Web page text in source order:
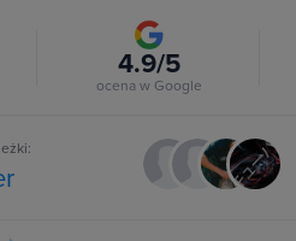
4.9/5
ocena w Google